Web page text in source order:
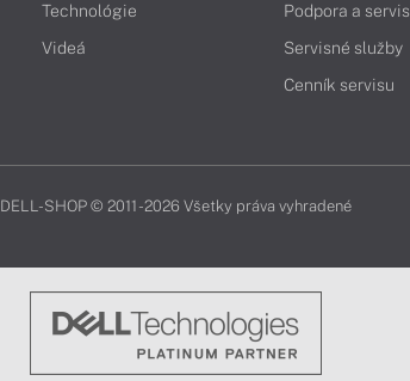
Technológie
Videá
Podpora a servis
Servisné služby
Cenník servisu
DELL-SHOP © 2011 - 2026 Všetky práva vyhradené